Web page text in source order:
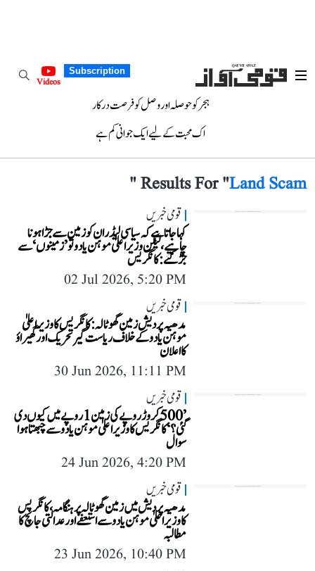
Subscription
Videos
ہجر کو حوصلہ اور وصل کو فرصت درکار
اک محبت کے لیے ایک جوانی کم ہے
Results For "Land Scam
"
قومی خبریں
کہا جاتا ہے کہ سیاسی لیڈران کو زمین سے جڑا ہونا
چاہیے، لیکن وزیر اعلیٰ موہن یادو تو ’زمینوں‘ سے
جڑ گئے: کانگریس
02 Jul 2026, 5:20 PM
قومی خبریں
مدھیہ پردیش زمین گھوٹالہ: کانگریس کا وزیر اعلیٰ
موہن یادو کے خلاف ریاست گیر تحریک اور گھیراؤ
کا اعلان
30 Jun 2026, 11:11 PM
قومی خبریں
’500 کروڑ روپے کی زمین 1 روپے میں کیوں دی
گئی؟‘ کانگریس کا وزیر اعلیٰ موہن یادو سے چبھتا ہوا
سوال
24 Jun 2026, 4:20 PM
قومی خبریں
مدھیہ پردیش میں زمین گھوٹالہ پر ہنگامہ، کانگریس
کا وزیر اعلیٰ موہن یادو سے استعفے اور عدالتی جانچ کا
مطالبہ
23 Jun 2026, 10:40 PM